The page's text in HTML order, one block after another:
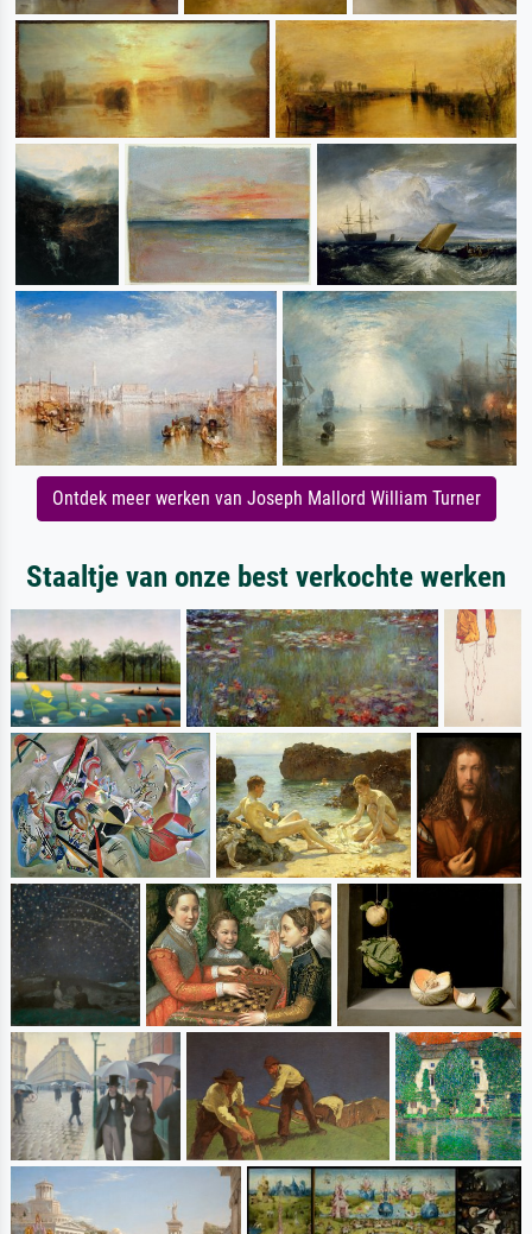
Ontdek meer werken van Joseph Mallord William Turner
Staaltje van onze best verkochte werken